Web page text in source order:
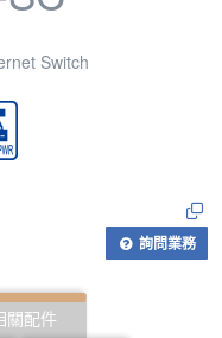
Switch
詢問業務
關配件